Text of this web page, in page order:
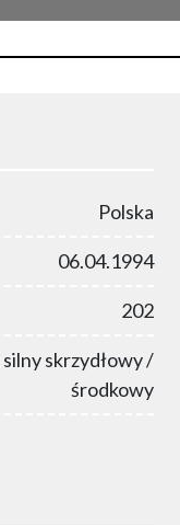
Polska
06.04.1994
202
silny skrzydłowy /
środkowy